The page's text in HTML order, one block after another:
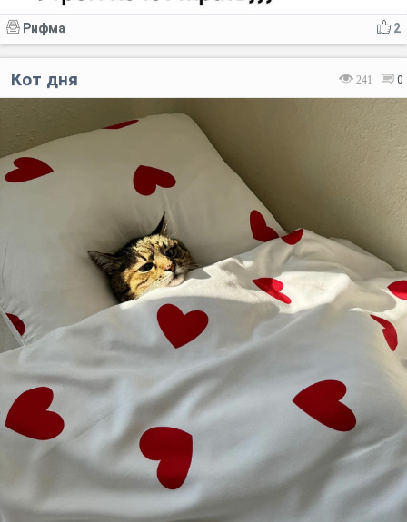
2
Рифма
241 0
Кот дня